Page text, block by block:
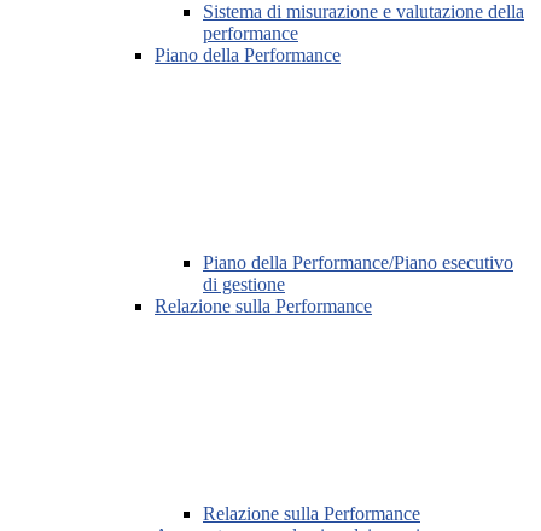
Sistema di misurazione e valutazione della
performance
Piano della Performance
Piano della Performance/Piano esecutivo
di gestione
Relazione sulla Performance
Relazione sulla Performance